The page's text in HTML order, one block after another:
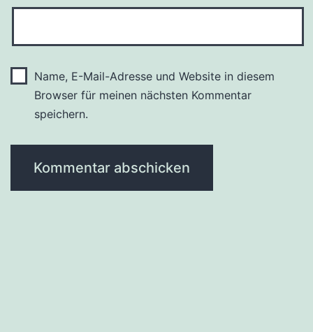
Name, E-Mail-Adresse und Website in diesem
Browser für meinen nächsten Kommentar
speichern.